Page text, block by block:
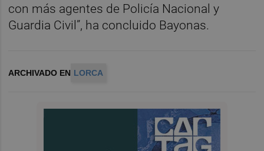
con más agentes de Policía Nacional y
Guardia Civil”, ha concluido Bayonas.
ARCHIVADO EN LORCA